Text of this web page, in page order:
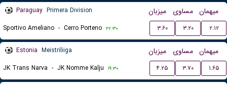
Paraguay Primera Division میزبان مساوی میهمان
Sportivo Ameliano - Cerro Porteno ۲۲:۳۰ ۳.۶۰ ۳.۲۰ ۲.۱۲
Estonia Meistriliiga میزبان مساوی میهمان
JK Trans Narva - JK Nomme Kalju ۱۹:۳۰ ۴.۲۵ ۳.۷۰ ۱.۶۵